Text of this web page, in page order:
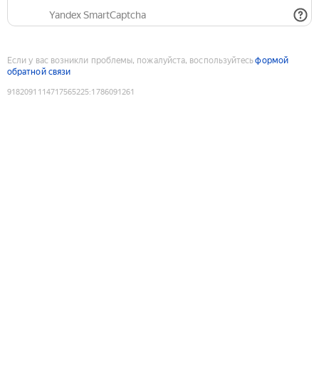
Yandex SmartCaptcha
Если у вас возникли проблемы, пожалуйста, воспользуйтесьформой
обратной связи
9182091114717565225:1786091261